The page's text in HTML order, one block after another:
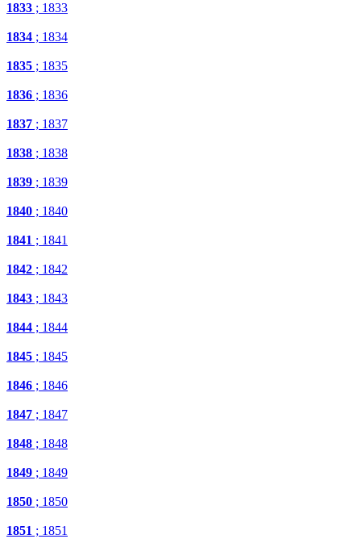
1833 ; 1833
1834 ; 1834
1835 ; 1835
1836 ; 1836
1837 ; 1837
1838 ; 1838
1839 ; 1839
1840 ; 1840
1841 ; 1841
1842 ; 1842
1843 ; 1843
1844 ; 1844
1845 ; 1845
1846 ; 1846
1847 ; 1847
1848 ; 1848
1849 ; 1849
1850 ; 1850
1851 ; 1851